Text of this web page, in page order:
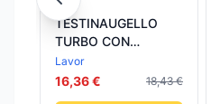
TESTINAUGELLO
TURBO CON
ATTACCO RAPIDO ø
mm.1,025 TURBO
Lavor
16,36 € 18,43 €